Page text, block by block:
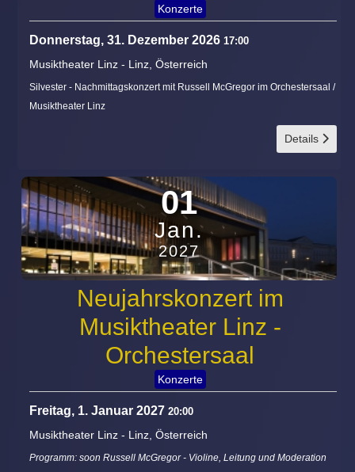
Konzerte
Donnerstag, 31. Dezember 2026 17:00
Musiktheater Linz - Linz, Österreich
Silvester - Nachmittagskonzert mit Russell McGregor im Orchestersaal /
Musiktheater Linz
Details
01
Jan.
2027
Neujahrskonzert im
Musiktheater Linz -
Orchestersaal
Konzerte
Freitag, 1. Januar 2027 20:00
Musiktheater Linz - Linz, Österreich
Programm: soon Russell McGregor - Violine, Leitung und Moderation